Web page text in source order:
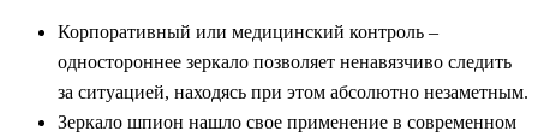
Корпоративный или медицинский контроль –
одностороннее зеркало позволяет ненавязчиво следить
за ситуацией, находясь при этом абсолютно незаметным.
Зеркало шпион нашло свое применение в современном